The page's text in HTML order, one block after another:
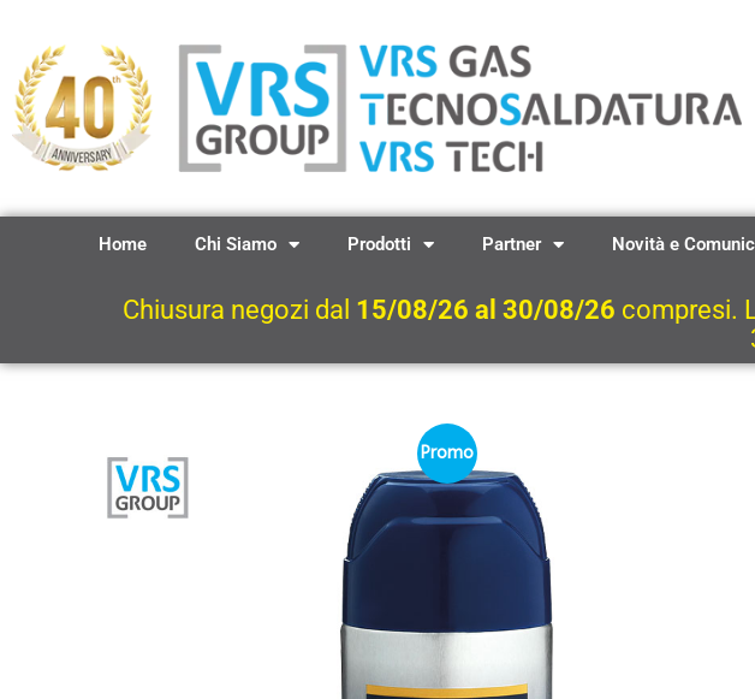
contenuto
Home Chi Siamo Prodotti Partner Novità e
Chiusura negozi dal 15/08/26 al 30/08/26 compresi.
Promo